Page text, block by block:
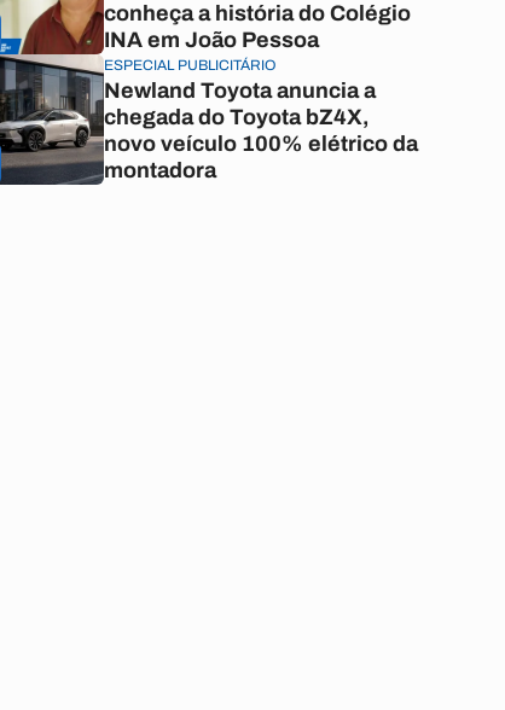
conheça a história do Colégio
INA em João Pessoa
ESPECIAL PUBLICITÁRIO
Newland Toyota anuncia a
chegada do Toyota bZ4X,
novo veículo 100% elétrico da
montadora